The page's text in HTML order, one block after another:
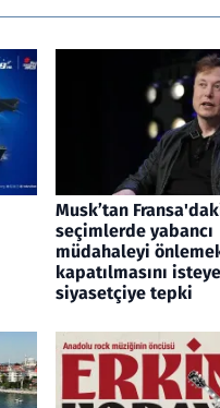
Musk’tan
seçimlerde yabancı
müdahaleyi
kapatılmasını
siyasetçiye tepki